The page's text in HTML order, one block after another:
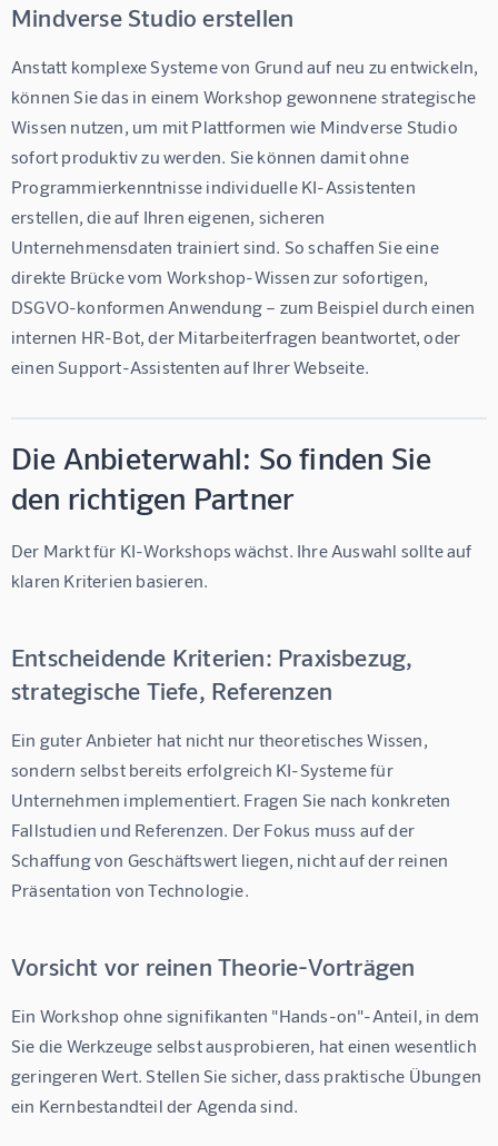
Mindverse Studio erstellen
Anstatt komplexe Systeme von Grund auf neu zu entwickeln,
können Sie das in einem Workshop gewonnene strategische
Wissen nutzen, um mit Plattformen wie Mindverse Studio
sofort produktiv zu werden. Sie können damit ohne
Programmierkenntnisse individuelle KI-Assistenten
erstellen, die auf Ihren eigenen, sicheren
Unternehmensdaten trainiert sind. So schaffen Sie eine
direkte Brücke vom Workshop-Wissen zur sofortigen,
DSGVO-konformen Anwendung – zum Beispiel durch einen
internen HR-Bot, der Mitarbeiterfragen beantwortet, oder
einen Support-Assistenten auf Ihrer Webseite.
Die Anbieterwahl: So finden Sie
den richtigen Partner
Der Markt für KI-Workshops wächst. Ihre Auswahl sollte auf
klaren Kriterien basieren.
Entscheidende Kriterien: Praxisbezug,
strategische Tiefe, Referenzen
Ein guter Anbieter hat nicht nur theoretisches Wissen,
sondern selbst bereits erfolgreich KI-Systeme für
Unternehmen implementiert. Fragen Sie nach konkreten
Fallstudien und Referenzen. Der Fokus muss auf der
Schaffung von Geschäftswert liegen, nicht auf der reinen
Präsentation von Technologie.
Vorsicht vor reinen Theorie-Vorträgen
Ein Workshop ohne signifikanten "Hands-on"-Anteil, in dem
Sie die Werkzeuge selbst ausprobieren, hat einen wesentlich
geringeren Wert. Stellen Sie sicher, dass praktische Übungen
ein Kernbestandteil der Agenda sind.